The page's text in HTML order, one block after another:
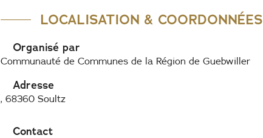
LOCALISATION & COORDONNÉES
Organisé par
Communauté de Communes de la Région de Guebwiller
Adresse
, 68360 Soultz
Contact